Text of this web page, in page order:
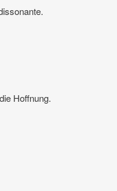
Hoffnung.